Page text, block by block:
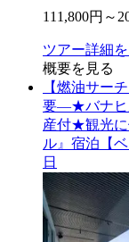
111,800円～
ツアー詳細
概要を見る
【燃油サー
要―★バナヒ
産付★観光に
ル』宿泊【
日